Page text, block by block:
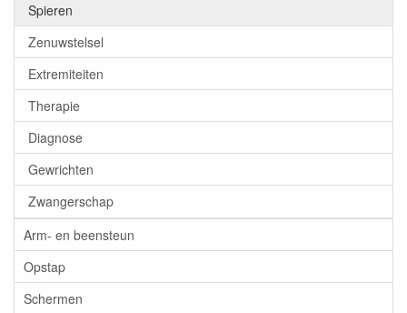
Spieren
Zenuwstelsel
Extremiteiten
Therapie
Diagnose
Gewrichten
Zwangerschap
Arm- en beensteun
Opstap
Schermen